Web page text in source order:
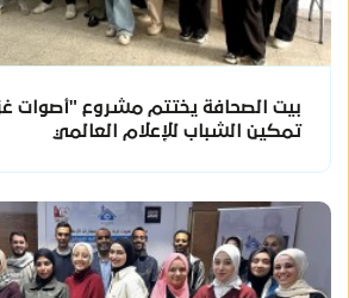
بيت الصحافة يختتم مشروع "أصوات
تمكين الشباب للإعلام العالمي